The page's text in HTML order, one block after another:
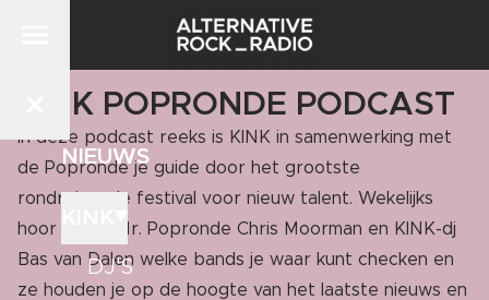
NIEUWS
DJ'S
KINK POPRONDE PODCAST
In deze podcast reeks is KINK in samenwerking met
de Popronde je guide door het grootste
rondreizende festival voor nieuw talent. Wekelijks
hoor je van Mr. Popronde Chris Moorman en KINK-dj
Bas van Dalen welke bands je waar kunt checken en
ze houden je op de hoogte van het laatste nieuws en